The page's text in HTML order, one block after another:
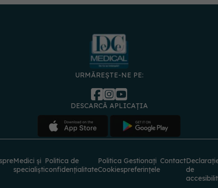
URMĂREȘTE-NE PE:
DESCARCĂ APLICAȚIA
Medici și
specialiști
Politica de
confidențialitate
Politica
Cookies
Gestionați
preferințele
Contact
de